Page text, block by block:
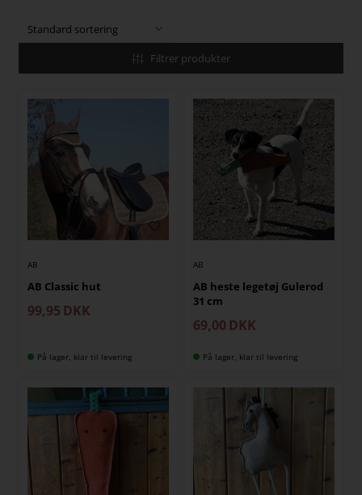
Filtrer produkter
AB
AB Classic hut
99,95 DKK
På lager, klar til levering
AB
AB heste legetøj Gulerod
31 cm
69,00 DKK
På lager, klar til levering